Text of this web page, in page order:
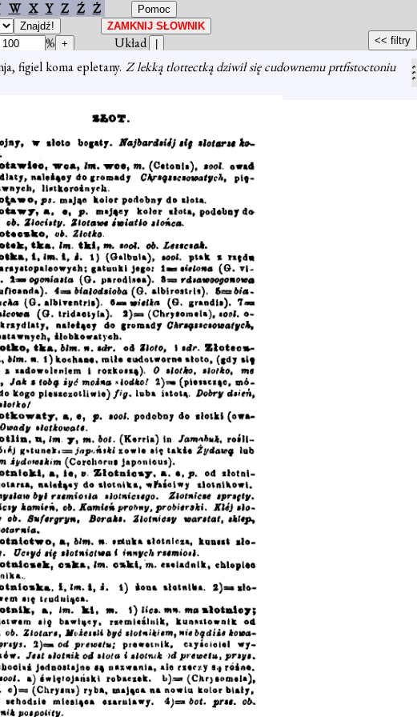
W X Y Z Ź Ż
%
Układ
figiel koma epletany. Z lekką tlottectką dziwił się cudownemu prtfistoctoniu